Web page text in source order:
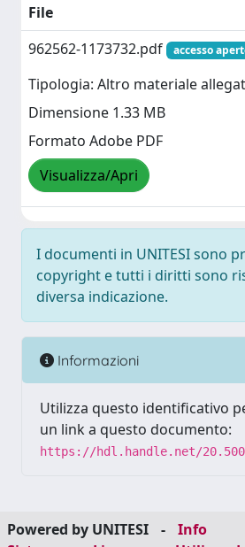
File
962562-1173732.pdf
accesso
Tipologia: Altro materiale
Dimensione 1.33 MB
Formato Adobe PDF
Visualizza/Apri
I documenti in UNITESI sono
copyright e tutti i diritti sono
diversa indicazione.
Informazioni
Utilizza questo identificativo
un link a questo documento:
https://hdl.handle.net/
Powered by UNITESI -
Info